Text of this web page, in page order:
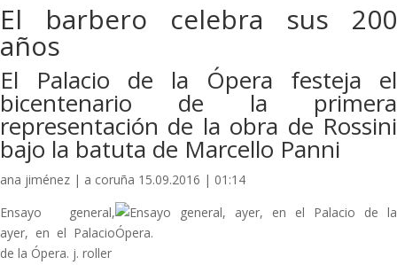
El barbero celebra sus 200
años
El Palacio de la Ópera festeja el
bicentenario de la primera
representación de la obra de Rossini
bajo la batuta de Marcello Panni
ana jiménez | a coruña 15.09.2016 | 01:14
Ensayo general,
ayer, en el Palacio
de la Ópera. j. roller